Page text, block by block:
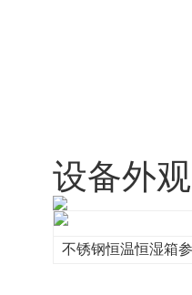
设备外
不锈钢恒温恒湿箱